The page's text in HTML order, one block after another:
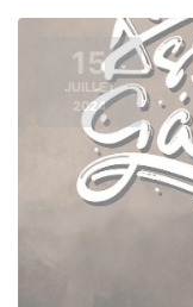
15
JUILLET
2024